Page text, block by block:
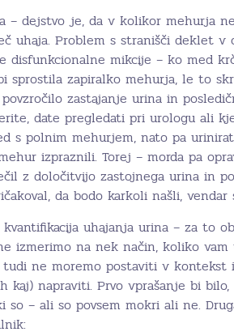
– dejstvo je, da v kolikor mehurja
uhaja. Problem s stranišči deklet
disfunkcionalne mikcije – ko med
sprostila zapiralko mehurja, le to
zastajanje urina in
date pregledati pri urologu ali
s polnim mehurjem, nato pa
izpraznili. Torej – morda pa
z določitvijo zastojnega urina in
da bodo karkoli našli,
uhajanja urina – za to
izmerimo na nek način, koliko vam
ne moremo postaviti v kontekst
kaj) napraviti. Prvo vprašanje bi
so – ali so povsem mokri ali ne.